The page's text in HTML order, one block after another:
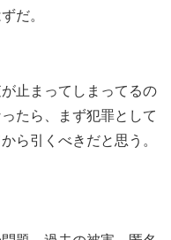
だ。
止まってしまってるの
たら、まず犯罪として
ら引くべきだと思う。